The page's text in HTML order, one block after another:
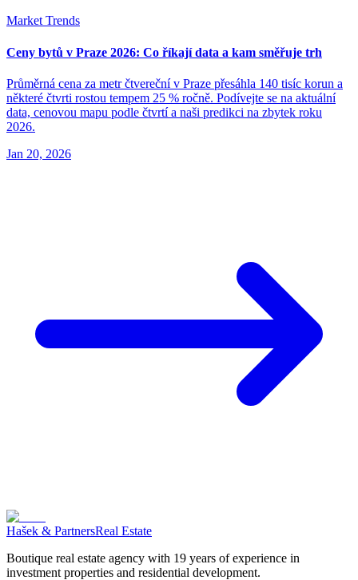
Market Trends
Ceny bytů v Praze 2026: Co říkají data a kam směřuje trh
Průměrná cena za metr čtvereční v Praze přesáhla 140 tisíc korun a
některé čtvrti rostou tempem 25 % ročně. Podívejte se na aktuální
data, cenovou mapu podle čtvrtí a naši predikci na zbytek roku
2026.
Jan 20, 2026
Hašek & PartnersReal Estate
Boutique real estate agency with 19 years of experience in
investment properties and residential development.